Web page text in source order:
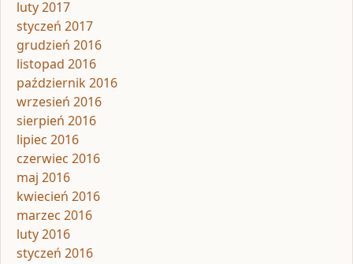
luty 2017
styczeń 2017
grudzień 2016
listopad 2016
październik 2016
wrzesień 2016
sierpień 2016
lipiec 2016
czerwiec 2016
maj 2016
kwiecień 2016
marzec 2016
luty 2016
styczeń 2016